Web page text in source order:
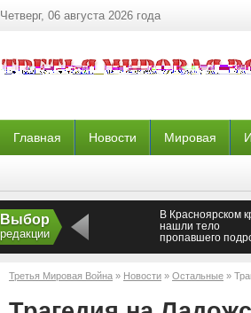
Четверг, 06 августа 2026 года
Главная Новости Мировая
Выбор
редакции
В Красноярском
нашли тело
пропавшего
Третья Мировая Война » Новости » Остальные »
пропавших подростков